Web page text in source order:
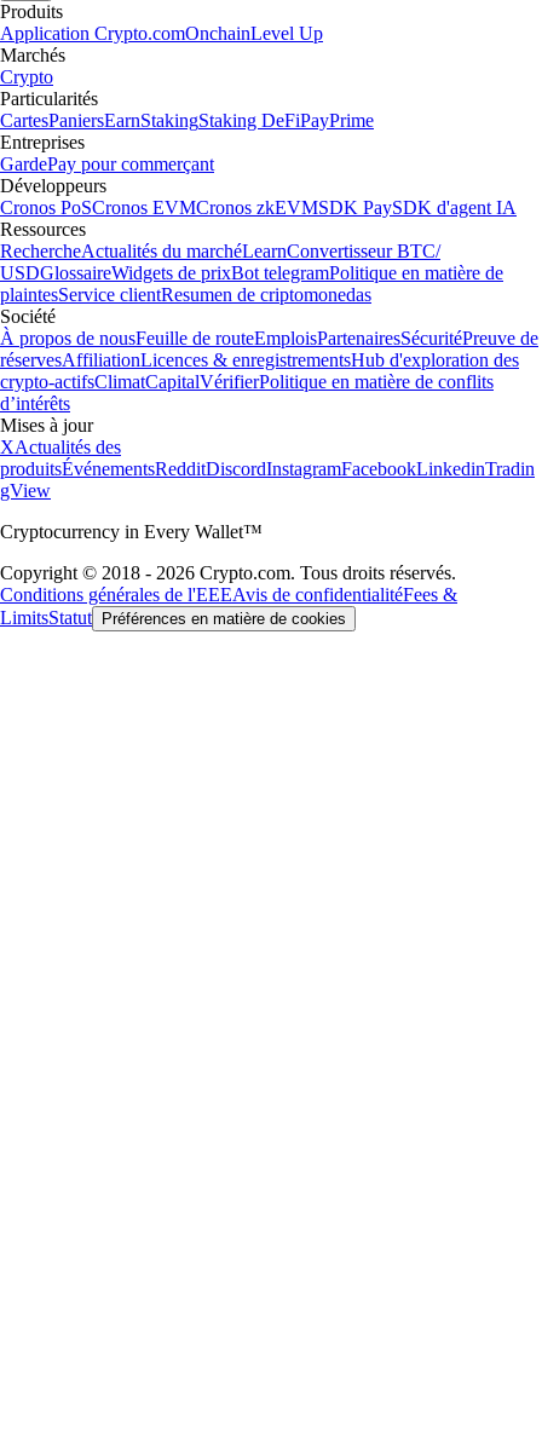
Produits
Application Crypto.comOnchainLevel Up
Marchés
Crypto
Particularités
CartesPaniersEarnStakingStaking DeFiPayPrime
Entreprises
GardePay pour commerçant
Développeurs
Cronos PoSCronos EVMCronos zkEVMSDK PaySDK d'agent IA
Ressources
RechercheActualités du marchéLearnConvertisseur BTC/
USDGlossaireWidgets de prixBot telegramPolitique en matière de
plaintesService clientResumen de criptomonedas
Société
À propos de nousFeuille de routeEmploisPartenairesSécuritéPreuve de
réservesAffiliationLicences & enregistrementsHub d'exploration des
crypto-actifsClimatCapitalVérifierPolitique en matière de conflits
d’intérêts
Mises à jour
XActualités des
produitsÉvénementsRedditDiscordInstagramFacebookLinkedinTradin
gView
Cryptocurrency in Every Wallet™
Copyright © 2018 - 2026 Crypto.com. Tous droits réservés.
Conditions générales de l'EEEAvis de confidentialitéFees &
LimitsStatut Préférences en matière de cookies